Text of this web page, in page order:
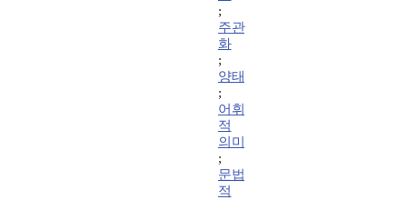
;
주관
화
;
양태
;
어휘
적
의미
;
문법
적